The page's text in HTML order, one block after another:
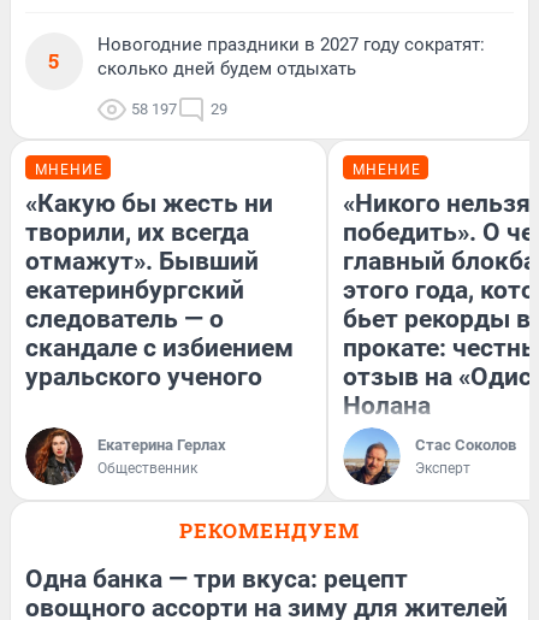
5
Новогодние праздники в 2027 году сократят:
сколько дней будем отдыхать
58 197 29
МНЕНИЕ
«Какую бы жесть ни
творили, их всегда
отмажут». Бывший
екатеринбургский
следователь — о
скандале с избиением
уральского ученого
Екатерина Герлах
Общественник
МНЕНИЕ
«Никого нельзя
победить». О
главный
этого года,
бьет рекорды в
прокате:
отзыв на
Нолана
Стас Соколов
Эксперт
РЕКОМЕНДУЕМ
Одна банка — три вкуса: рецепт
овощного ассорти на зиму для жителей